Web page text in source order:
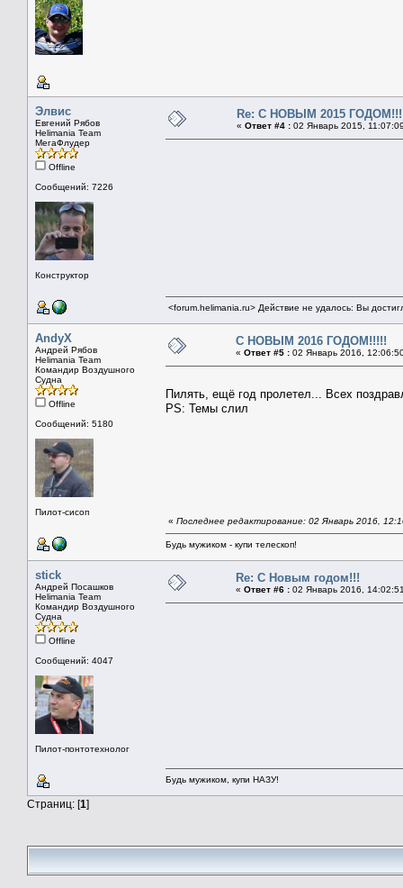
Элвис
Евгений Рябов
Helimania Team
МегаФлудер
Offline
Сообщений: 7226
Конструктор
Re: С НОВЫМ 2015
« Ответ #4 : 02 Январь 2015,
<forum.helimania.ru> Действие не удалось: Вы
AndyX
Андрей Рябов
Helimania Team
Командир Воздушного
Судна
Offline
Сообщений: 5180
Пилот-сисоп
С НОВЫМ 2016 ГОДОМ!!!!!
« Ответ #5 : 02 Январь 2016,
Пилять, ещё год пролетел... Всех
PS: Темы слил
« Последнее редактирование: 02 Январь 2016,
Будь мужиком - купи телескоп!
stick
Андрей Посашков
Helimania Team
Командир Воздушного
Судна
Offline
Сообщений: 4047
Пилот-понтотехнолог
Re: С Новым годом!!!
« Ответ #6 : 02 Январь 2016,
Будь мужиком, купи НАЗУ!
Страниц: [1]